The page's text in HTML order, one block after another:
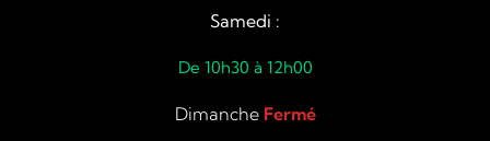
Samedi :
De 10h30 à 12h00
Dimanche Fermé